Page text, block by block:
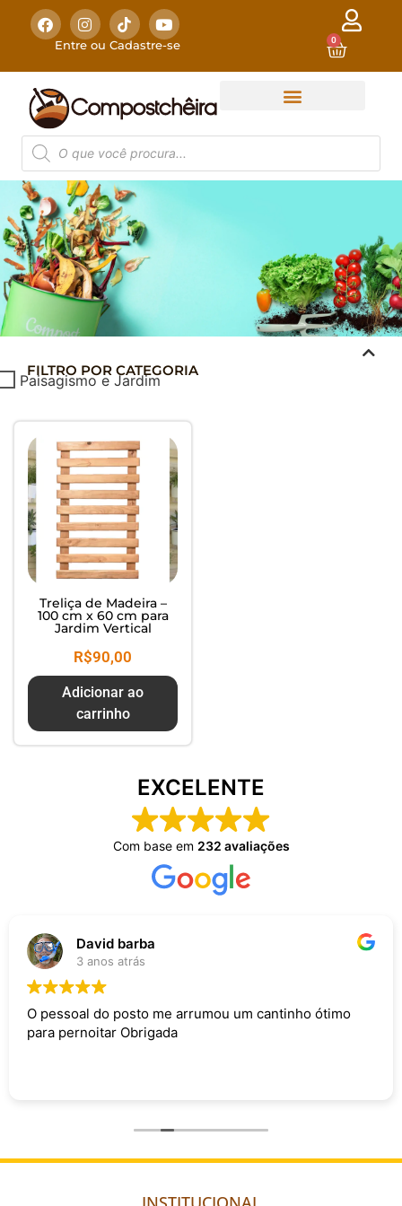
Entre ou Cadastre-se 0
COMPOSTAGEM
DOMÉSTICA
seu Jardim - Cuide do Planeta
FILTRO POR CATEGORIA
Paisagismo e Jardim
Treliça de Madeira –
100 cm x 60 cm para
Jardim Vertical
R$90,00
Adicionar ao
carrinho
EXCELENTE
Com base em 232 avaliações
David barba
3 anos atrás
O pessoal do posto me arrumou um cantinho ótimo
para pernoitar Obrigada